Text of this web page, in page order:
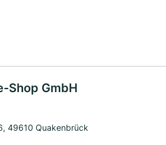
Shop GmbH
49610 Quakenbrück